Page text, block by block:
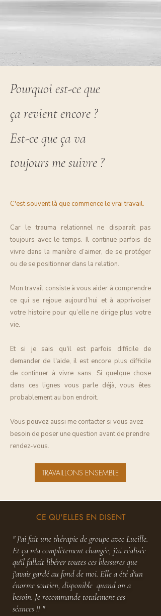
Pourquoi est-ce que
ça revient encore ?
Est-ce que ça va
toujours me suivre ?
C'est souvent là que commence le vrai travail.
Car le trauma relationnel ne disparaît pas
toujours avec le temps. Il continue parfois de
vivre dans la manière d’aimer, de se protéger
ou de se positionner dans la relation.
Mon travail consiste à vous aider à comprendre
ce qui se rejoue aujourd’hui et à apprivoiser
votre histoire pour qu’elle ne dirige plus votre
vie.​
Et si je sais qu'il est parfois difficile de
demander de l'aide, il est encore plus difficile
de continuer à vivre sans. Si quelque chose
dans ces lignes vous parle déjà, vous êtes
probablement au bon endroit.
Vous pouvez aussi me contacter si vous avez
besoin de poser une question avant de prendre
rendez-vous.
TRAVAILLONS ENSEMBLE
CE QU'ELLES EN DISENT
" J'ai fait une thérapie de groupe avec Lucille.
Et ça m'a complètement changée, j'ai réalisée
qu'il fallait libérer toutes ces blessures que
j'avais gardé au fond de moi. Elle a été d'un
énorme soutien, disponible quand on a
besoin. Je recommande totalement ces
séances !! "